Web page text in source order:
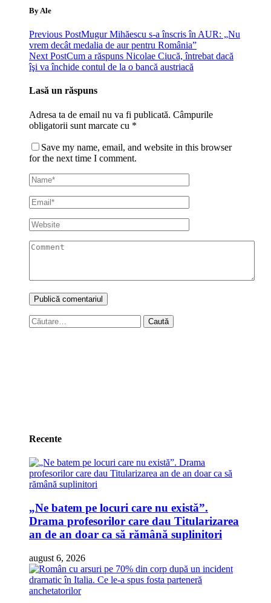
By Ale
Previous PostMugur Mihăescu s-a înscris în AUR: „Nu
vrem decât medalia de aur pentru România”
Next PostCum a răspuns Nicolae Ciucă, întrebat dacă
îşi va închide contul de la o bancă austriacă
Lasă un răspuns
Adresa ta de email nu va fi publicată. Câmpurile
obligatorii sunt marcate cu *
Save my name, email, and website in this browser
for the next time I comment.
Caută
după:
Recente
„Ne batem pe locuri care nu există”.
Drama profesorilor care dau Titularizarea
an de an doar ca să rămână suplinitori
august 6, 2026